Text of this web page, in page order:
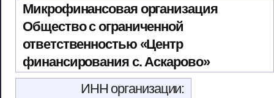
Микрофинансовая организация
Общество с ограниченной
ответственностью «Центр
финансирования с. Аскарово»
ИНН организации: